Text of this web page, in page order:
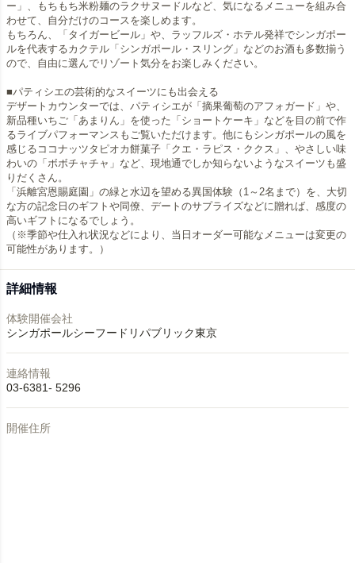
ー」、もちもち米粉麺のラクサヌードルなど、気になるメニューを組み合
わせて、自分だけのコースを楽しめます。
もちろん、「タイガービール」や、ラッフルズ・ホテル発祥でシンガポー
ルを代表するカクテル「シンガポール・スリング」などのお酒も多数揃う
ので、自由に選んでリゾート気分をお楽しみください。
■パティシエの芸術的なスイーツにも出会える
デザートカウンターでは、パティシエが「摘果葡萄のアフォガード」や、
新品種いちご「あまりん」を使った「ショートケーキ」などを目の前で作
るライブパフォーマンスもご覧いただけます。他にもシンガポールの風を
感じるココナッツタピオカ餅菓子「クエ・ラピス・ククス」、やさしい味
わいの「ボボチャチャ」など、現地通でしか知らないようなスイーツも盛
りだくさん。
「浜離宮恩賜庭園」の緑と水辺を望める異国体験（1～2名まで）を、大切
な方の記念日のギフトや同僚、デートのサプライズなどに贈れば、感度の
高いギフトになるでしょう。
（※季節や仕入れ状況などにより、当日オーダー可能なメニューは変更の
可能性があります。）
詳細情報
体験開催会社
シンガポールシーフードリパブリック東京
連絡情報
03-6381- 5296
開催住所